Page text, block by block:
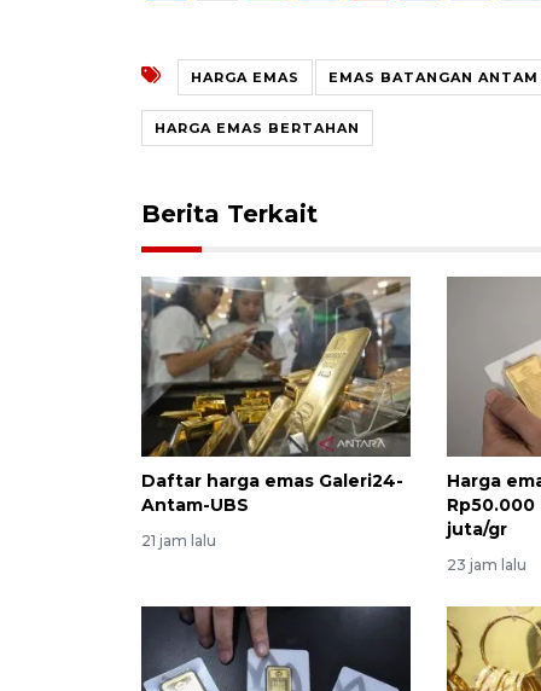
HARGA EMAS EMAS BATANGAN ANTAM
HARGA EMAS BERTAHAN
Berita Terkait
Daftar harga emas Galeri24-
Antam-UBS
21 jam lalu
Harga
juta/gr
23 jam lalu